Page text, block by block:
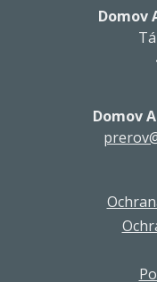
Domov
Domov